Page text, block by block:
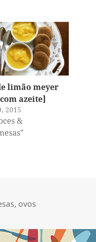
limão meyer
azeite]
2015
&
, ovos